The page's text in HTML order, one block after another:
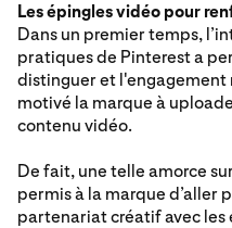
Les épingles vidéo pour
Dans un premier temps,
pratiques de Pinterest a
distinguer et l'engagement
motivé la marque à
contenu vidéo.
De fait, une telle amorce
permis à la marque d’aller
partenariat créatif avec les